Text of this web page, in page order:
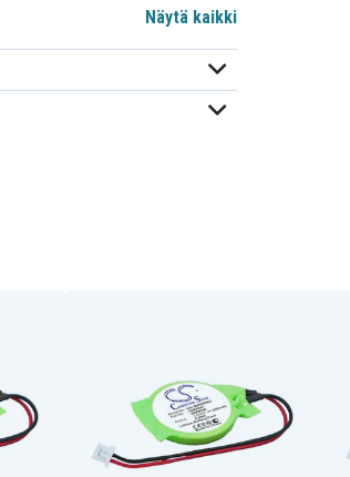
Ibm ThinkPad 2655-27A
Ibm ThinkPad A20M
Ibm ThinkPad A21E
Näytä kaikki